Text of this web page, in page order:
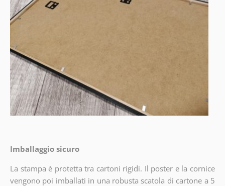
Imballaggio sicuro
La stampa è protetta tra cartoni rigidi. Il poster e la cornice
vengono poi imballati in una robusta scatola di cartone a 5